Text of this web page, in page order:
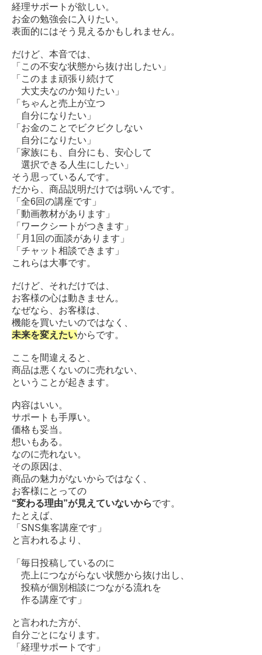
経理サポートが欲しい。
お金の勉強会に入りたい。
表面的にはそう見えるかもしれません。
だけど、本音では、
「この不安な状態から抜け出したい」
「このまま頑張り続けて
大丈夫なのか知りたい」
「ちゃんと売上が立つ
自分になりたい」
「お金のことでビクビクしない
自分になりたい」
「家族にも、自分にも、安心して
選択できる人生にしたい」
そう思っているんです。
だから、商品説明だけでは弱いんです。
「全6回の講座です」
「動画教材があります」
「ワークシートがつきます」
「月1回の面談があります」
「チャット相談できます」
これらは大事です。
だけど、それだけでは、
お客様の心は動きません。
なぜなら、お客様は、
機能を買いたいのではなく、
未来を変えたいからです。
ここを間違えると、
商品は悪くないのに売れない、
ということが起きます。
内容はいい。
サポートも手厚い。
価格も妥当。
想いもある。
なのに売れない。
その原因は、
商品の魅力がないからではなく、
お客様にとっての
“変わる理由”が見えていないからです。
たとえば、
「SNS集客講座です」
と言われるより、
「毎日投稿しているのに
売上につながらない状態から抜け出し、
投稿が個別相談につながる流れを
作る講座です」
と言われた方が、
自分ごとになります。
「経理サポートです」